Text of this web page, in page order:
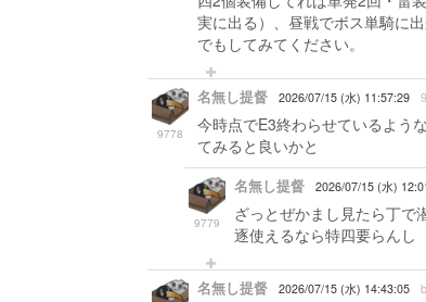
実に出る）、昼戦でボス単騎に
でもしてみてください。
9778
名無し提督 2026/07/15 (水) 11:57:29
今時点でE3終わらせているよう
てみると良いかと
9779
名無し提督 2026/07/15 (水)
ざっとぜかまし見たら丁で
逐使えるなら特四要らんし
名無し提督 2026/07/15 (水) 14:43:05